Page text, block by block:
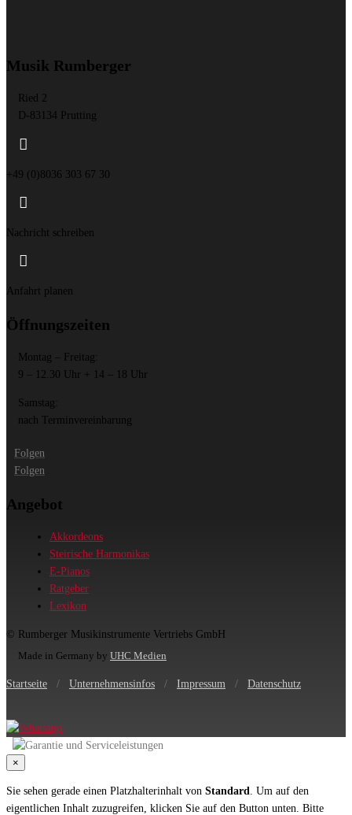
Musik Rumberger
Ried 2
D-83134 Prutting

+49 (0)8036 303 67 30

Nachricht schreiben

Anfahrt planen
Öffnungszeiten
Montag – Freitag:
9 – 12.30 Uhr + 14 – 18 Uhr
Samstag:
nach Terminvereinbarung
Folgen
Folgen
Angebot
Akkordeons
Steirische Harmonikas
E-Pianos
Ratgeber
Lexikon
© Rumberger Musikinstrumente Vertriebs GmbH
Made in Germany by UHC Medien
Startseite / Unternehmensinfos / Impressum / Datenschutz
×
Sie sehen gerade einen Platzhalterinhalt von Standard
. Um auf den
eigentlichen Inhalt zuzugreifen, klicken Sie auf den Button unten. Bitte